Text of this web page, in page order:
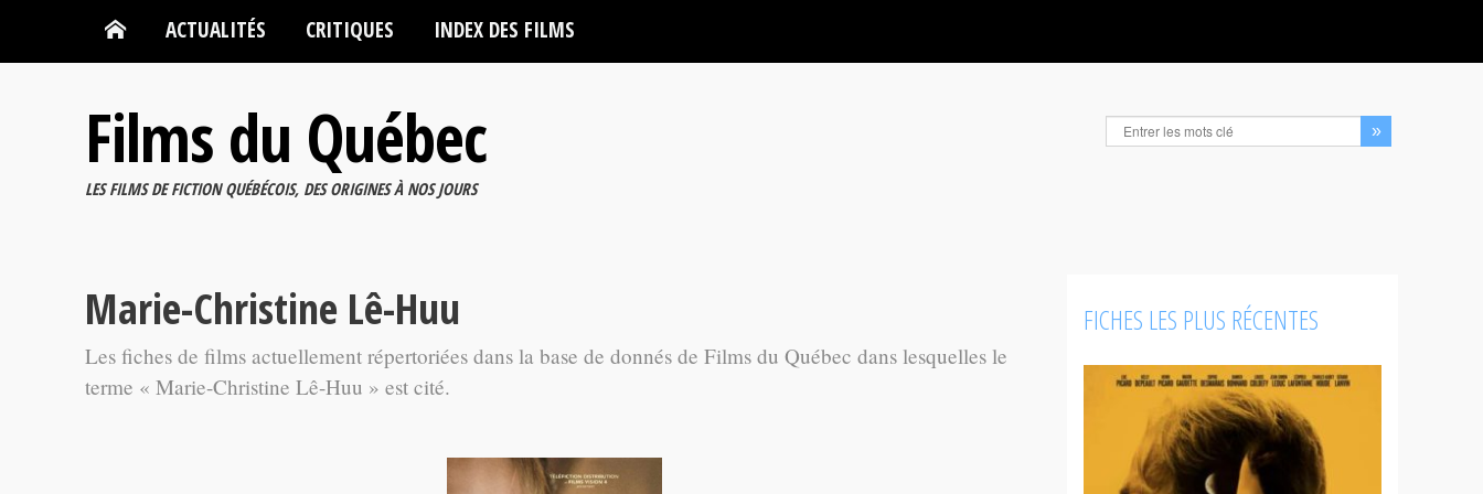
ACTUALITÉS CRITIQUES INDEX DES FILMS
Films du Québec
LES FILMS DE FICTION QUÉBÉCOIS, DES ORIGINES À NOS JOURS
Marie-Christine Lê-Huu
Les fiches de films actuellement répertoriées dans la base de donnés de Films du Québec dans lesquelles le
terme « Marie-Christine Lê-Huu » est cité.
FICHES LES PLUS RÉCENTES